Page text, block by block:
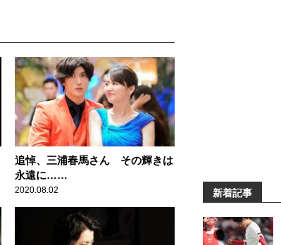
追悼、三浦春馬さん その輝きは
永遠に……
2020.08.02 新着記事